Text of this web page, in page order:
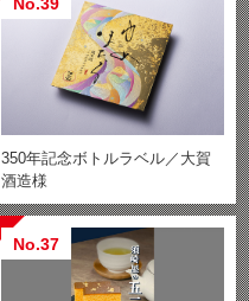
350年記念ボトルラベル／大賀
酒造様
No.37